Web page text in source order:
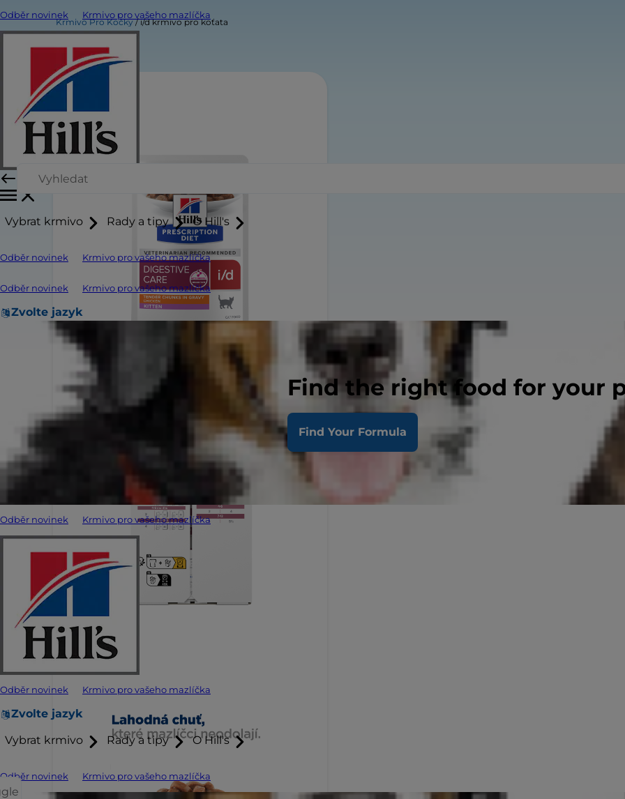
Odběr novinek Krmivo pro vašeho mazlíčka
Vybrat krmivo Rady a tipy O Hill's
Odběr novinek Krmivo pro vašeho mazlíčka
Odběr novinek Krmivo pro vašeho mazlíčka
Zvolte jazyk
Find the right food for your
Find Your Formula
Odběr novinek Krmivo pro vašeho mazlíčka
Odběr novinek Krmivo pro vašeho mazlíčka
Zvolte jazyk
Vybrat krmivo Rady a tipy O Hill's
Odběr novinek Krmivo pro vašeho mazlíčka
Krmivo Pro Kočky i/d krmivo pro koťata